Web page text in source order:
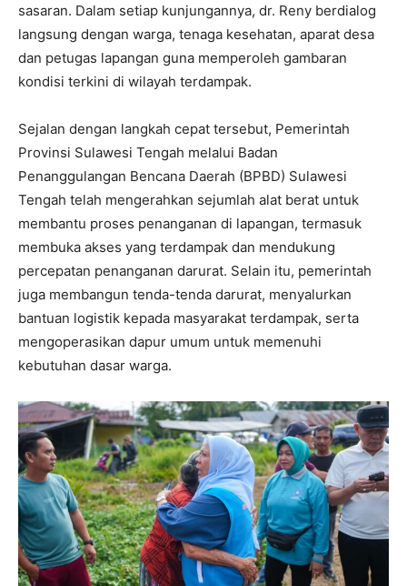
sasaran. Dalam setiap kunjungannya, dr. Reny berdialog
langsung dengan warga, tenaga kesehatan, aparat desa
dan petugas lapangan guna memperoleh gambaran
kondisi terkini di wilayah terdampak.
Sejalan dengan langkah cepat tersebut, Pemerintah
Provinsi Sulawesi Tengah melalui Badan
Penanggulangan Bencana Daerah (BPBD) Sulawesi
Tengah telah mengerahkan sejumlah alat berat untuk
membantu proses penanganan di lapangan, termasuk
membuka akses yang terdampak dan mendukung
percepatan penanganan darurat. Selain itu, pemerintah
juga membangun tenda-tenda darurat, menyalurkan
bantuan logistik kepada masyarakat terdampak, serta
mengoperasikan dapur umum untuk memenuhi
kebutuhan dasar warga.